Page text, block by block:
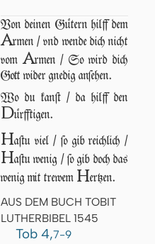
Von deinen Gütern hilff dem
Armen / vnd wende dich nicht
vomArmen / So wird dich
Gott wider gnedig anſehen.
Wo du kanſt / da hilff den
Dürfftigen.
Haſtu viel / ſo gib reichlich /
Haſtu wenig / ſo gib doch das
wenig mit trewem Hertzen.
AUS DEM BUCH TOBIT
LUTHERBIBEL 1545
Tob 4,7-9